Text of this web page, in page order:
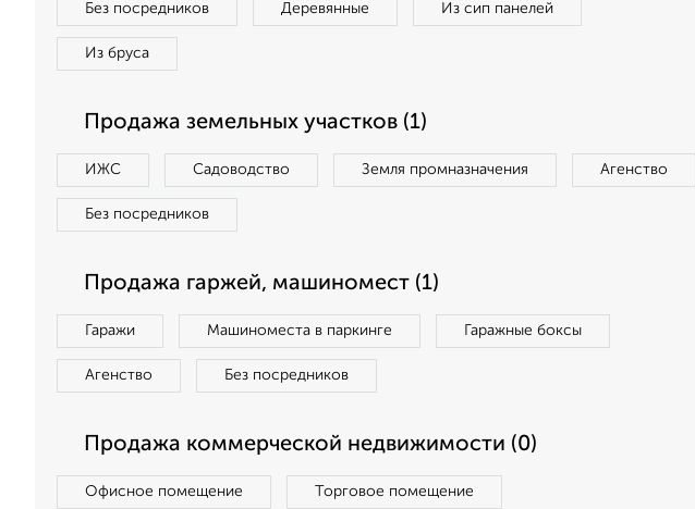
Без посредников Деревянные Из сип панелей
Из бруса
Продажа земельных участков (1)
ИЖС Садоводство Земля промназначения Агенство
Без посредников
Продажа гаржей, машиномест (1)
Гаражи Машиноместа в паркинге Гаражные боксы
Агенство Без посредников
Продажа коммерческой недвижимости (0)
Офисное помещение Торговое помещение